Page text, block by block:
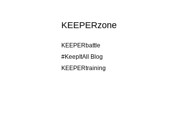
KEEPERzone
KEEPERbattle
#KeepItAll Blog
KEEPERtraining